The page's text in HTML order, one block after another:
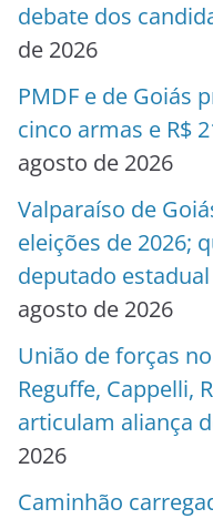
debate dos
de 2026
PMDF e de Goiás
cinco armas e R$
agosto de 2026
Valparaíso de
eleições de 2026;
deputado
agosto de 2026
União de forças
Reguffe, Cappelli,
articulam aliança
2026
Caminhão